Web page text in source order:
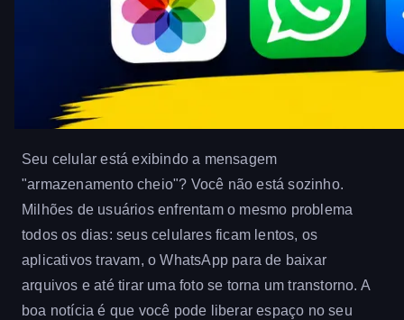
Seu celular está exibindo a mensagem
"armazenamento cheio"? Você não está sozinho.
Milhões de usuários enfrentam o mesmo problema
todos os dias: seus celulares ficam lentos, os
aplicativos travam, o WhatsApp para de baixar
arquivos e até tirar uma foto se torna um transtorno. A
boa notícia é que você pode liberar espaço no seu